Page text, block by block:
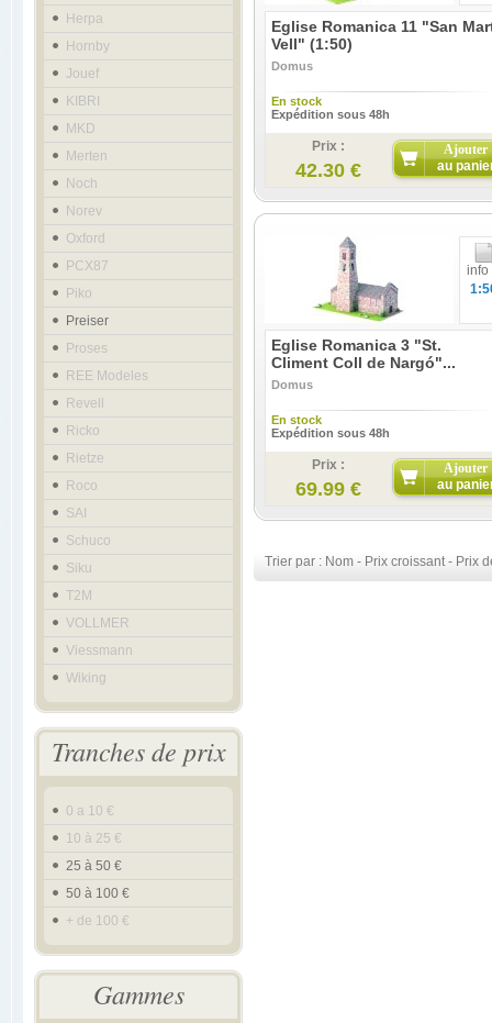
Herpa
Hornby
Jouef
KIBRI
MKD
Merten
Noch
Norev
Oxford
PCX87
Piko
Preiser
Proses
REE Modeles
Revell
Ricko
Rietze
Roco
SAI
Schuco
Siku
T2M
VOLLMER
Viessmann
Wiking
Tranches de prix
0 a 10 €
10 à 25 €
25 à 50 €
50 à 100 €
+ de 100 €
Gammes
Eglise Romanica 11 "San
Vell" (1:50)
Domus
En stock
Expédition sous 48h
Prix :
42.30 €
Ajouter
au
info
Eglise Romanica 3 "St.
Climent Coll de Nargó"...
Domus
En stock
Expédition sous 48h
Prix :
69.99 €
Ajouter
au
Trier par : Nom - Prix croissant- Prix